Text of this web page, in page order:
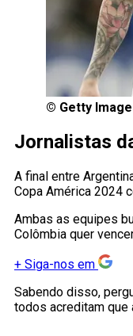
© Getty
Jornalistas
A final entre
Copa América 2024
Ambas as equipes
Colômbia quer
+ Siga-nos em
Sabendo disso,
todos acreditam que